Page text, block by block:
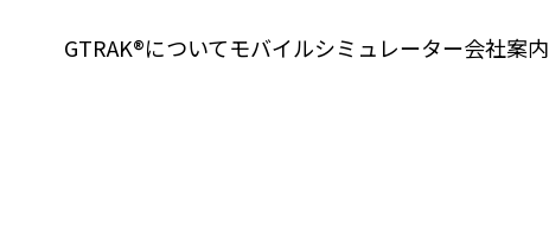
GTRAK®についてモバイルシミュレーター会社案内